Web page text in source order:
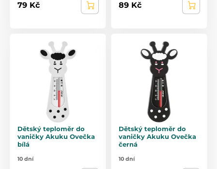
79 Kč 89 Kč
Dětský teploměr do
vaničky Akuku Ovečka
bílá
10 dní
Dětský teploměr do
vaničky Akuku Ovečka
černá
10 dní